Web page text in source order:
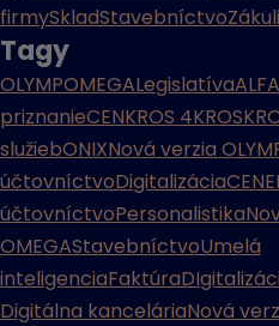
firmySkladStavebníctvo
Tagy
OLYMPOMEGALegislatíva
priznanieCENKROS 4KROS
služiebONIXNová verzia
účtovníctvoDigitalizácia
účtovníctvoPersonalistika
OMEGAStavebníctvoUmelá
inteligenciaFaktúra
Digitálna kanceláriaNová